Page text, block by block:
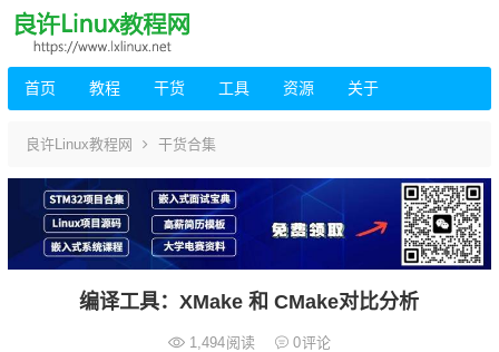
首页 教程 干货 工具 资源 关于
良许Linux教程网 干货合集
编译工具：XMake 和 CMake对比分析
1,494阅读 0评论